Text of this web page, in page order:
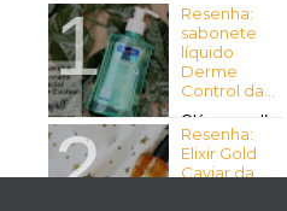
Resenha:
sabonete
líquido
Derme
Control da...
Olá pessoal!
Tudo bem com vocês? Espero
que sim ...
Resenha:
Elixir Gold
Caviar da